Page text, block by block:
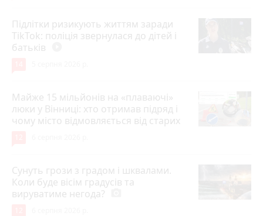
Підлітки ризикують життям заради
TikTok: поліція звернулася до дітей і
батьків
Майже 15 мільйонів на «плаваючі»
люки у Вінниці: хто отримав підряд і
чому місто відмовляється від старих
Сунуть грози з градом і шквалами.
Коли буде вісім градусів та
вируватиме негода?